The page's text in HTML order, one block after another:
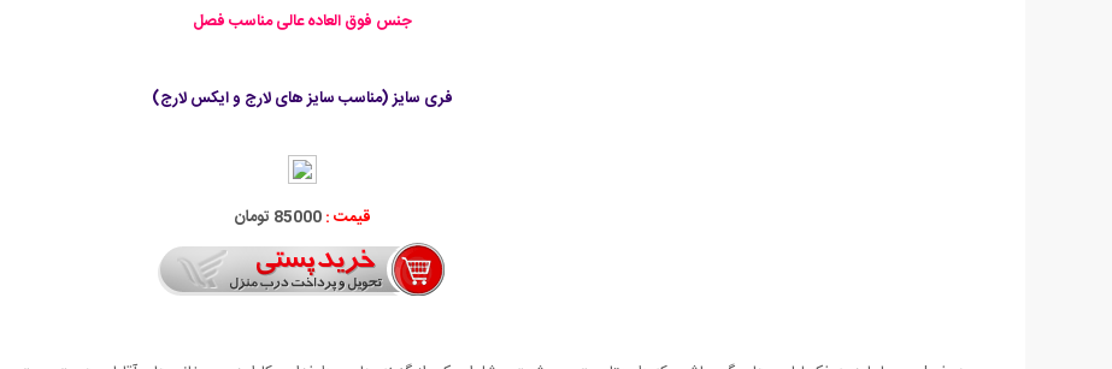
جنس فوق العاده عالی مناسب فصل
فری سایز (مناسب سایز های لارج و ایکس لارج)
قیمت :85000 تومان